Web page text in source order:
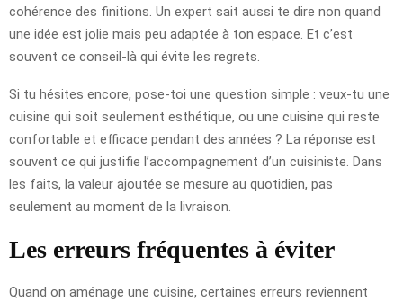
cohérence des finitions. Un expert sait aussi te dire non quand
une idée est jolie mais peu adaptée à ton espace. Et c’est
souvent ce conseil-là qui évite les regrets.
Si tu hésites encore, pose-toi une question simple : veux-tu une
cuisine qui soit seulement esthétique, ou une cuisine qui reste
confortable et efficace pendant des années ? La réponse est
souvent ce qui justifie l’accompagnement d’un cuisiniste. Dans
les faits, la valeur ajoutée se mesure au quotidien, pas
seulement au moment de la livraison.
Les erreurs fréquentes à éviter
Quand on aménage une cuisine, certaines erreurs reviennent